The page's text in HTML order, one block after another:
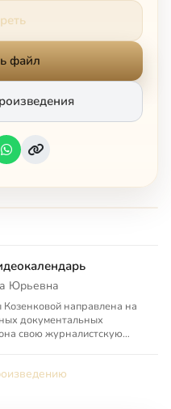
файл
Юрьевна
направлена на
документальных
свою журналистскую